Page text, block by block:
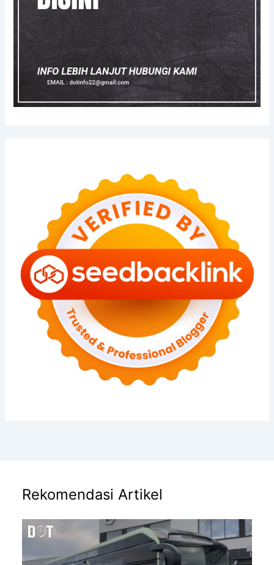
Rekomendasi Artikel